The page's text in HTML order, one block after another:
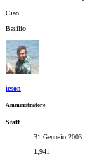
Ciao
Basilio
ieson
Amministratore
Staff
31 Gennaio 2003
1,941